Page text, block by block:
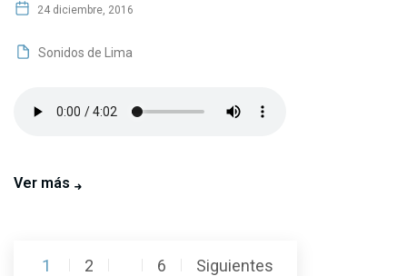
24 diciembre, 2016
Sonidos de Lima
Ver más
Posts
1 2 6 Siguientes